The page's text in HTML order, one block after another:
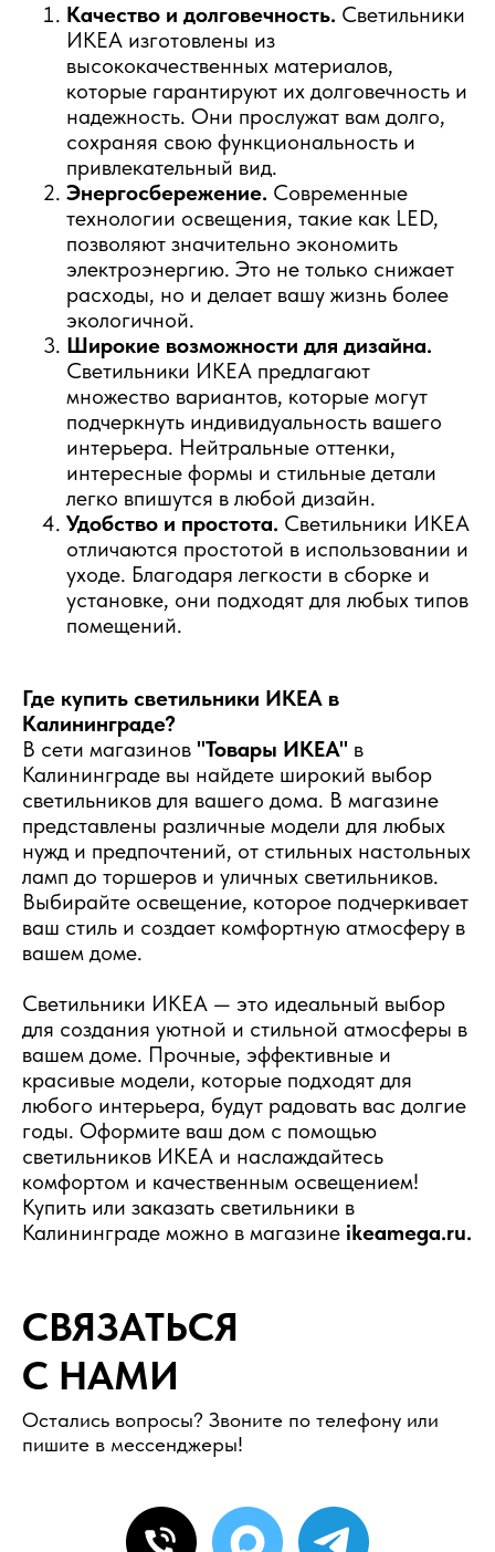
Качество и долговечность. Светильники
ИКЕА изготовлены из
высококачественных материалов,
которые гарантируют их долговечность и
надежность. Они прослужат вам долго,
сохраняя свою функциональность и
привлекательный вид.
Энергосбережение. Современные
технологии освещения, такие как LED,
позволяют значительно экономить
электроэнергию. Это не только снижает
расходы, но и делает вашу жизнь более
экологичной.
Широкие возможности для дизайна.
Светильники ИКЕА предлагают
множество вариантов, которые могут
подчеркнуть индивидуальность вашего
интерьера. Нейтральные оттенки,
интересные формы и стильные детали
легко впишутся в любой дизайн.
Удобство и простота. Светильники ИКЕА
отличаются простотой в использовании и
уходе. Благодаря легкости в сборке и
установке, они подходят для любых типов
помещений.
Где купить светильники ИКЕА в
Калининграде?
В сети магазинов "Товары ИКЕА" в
Калининграде вы найдете широкий выбор
светильников для вашего дома. В магазине
представлены различные модели для любых
нужд и предпочтений, от стильных настольных
ламп до торшеров и уличных светильников.
Выбирайте освещение, которое подчеркивает
ваш стиль и создает комфортную атмосферу в
вашем доме.
Светильники ИКЕА — это идеальный выбор
для создания уютной и стильной атмосферы в
вашем доме. Прочные, эффективные и
красивые модели, которые подходят для
любого интерьера, будут радовать вас долгие
годы. Оформите ваш дом с помощью
светильников ИКЕА и наслаждайтесь
комфортом и качественным освещением!
Купить или заказать светильники в
Калининграде можно в магазине ikeamega.ru.
СВЯЗАТЬСЯ
С НАМИ
Остались вопросы? Звоните по телефону или
пишите в мессенджеры!